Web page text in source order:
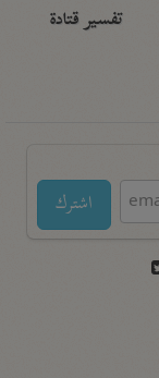
تفسير قتادة
اشترك